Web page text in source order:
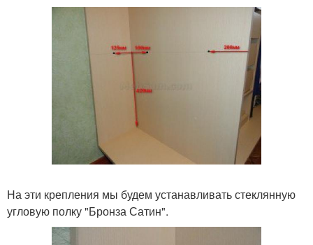
На эти крепления мы будем устанавливать стеклянную
угловую полку "Бронза Сатин".